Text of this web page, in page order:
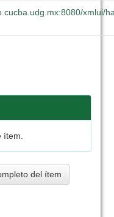
xmlui/
del ítem